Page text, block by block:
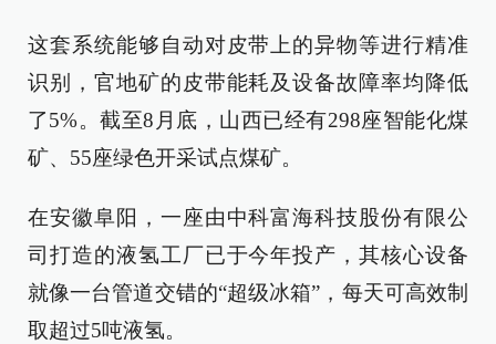
这套系统能够自动对皮带上的异物等进行精准
识别，官地矿的皮带能耗及设备故障率均降低
了5%。截至8月底，山西已经有298座智能化煤
矿、55座绿色开采试点煤矿。
在安徽阜阳，一座由中科富海科技股份有限公
司打造的液氢工厂已于今年投产，其核心设备
就像一台管道交错的“超级冰箱”，每天可高效制
取超过5吨液氢。